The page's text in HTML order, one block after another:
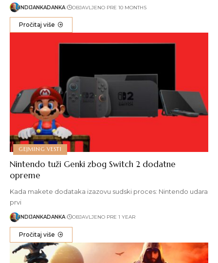
INDIJANKADANKA OBJAVLJENO PRE 10 MONTHS
Pročitaj više
GEJMING VESTI
Nintendo tuži Genki zbog Switch 2 dodatne
opreme
Kada makete dodataka izazovu sudski proces: Nintendo udara
prvi
INDIJANKADANKA OBJAVLJENO PRE 1 YEAR
Pročitaj više